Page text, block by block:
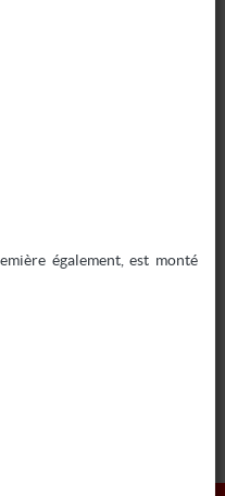
site !
également, est monté